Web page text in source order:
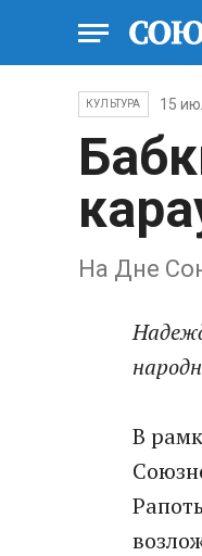
КУЛЬТУРА 15
На Дне
В